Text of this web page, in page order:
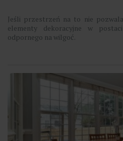
Jeśli przestrzeń na to nie
elementy dekoracyjne w
odpornego na wilgoć.